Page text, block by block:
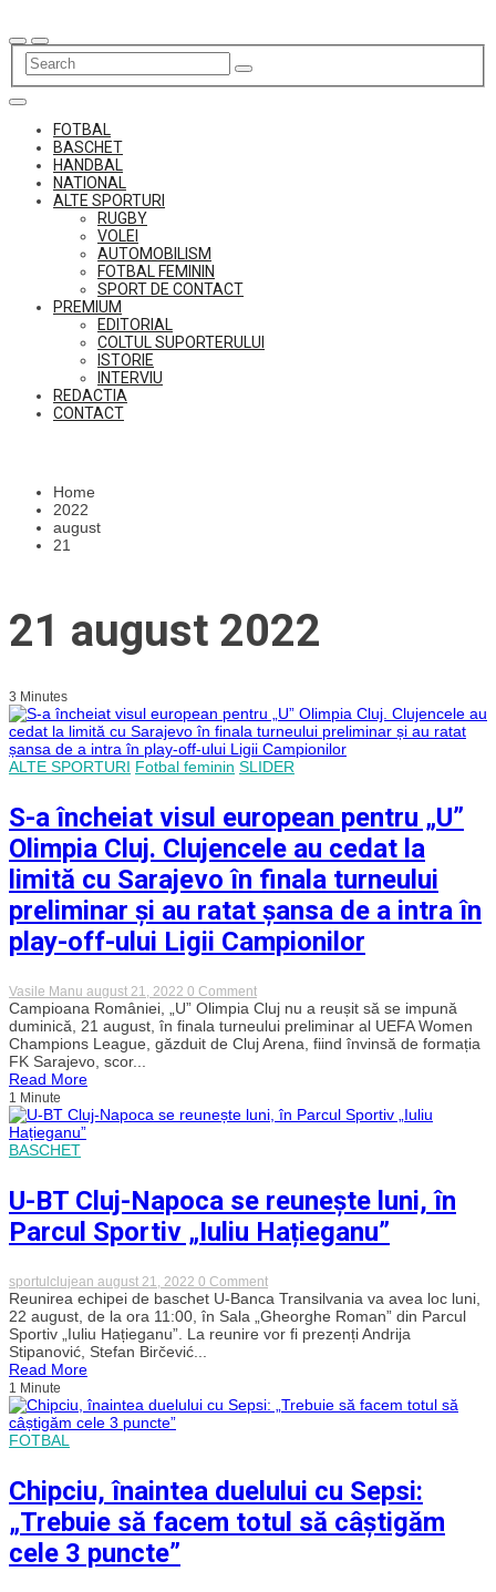
to
content
FOTBAL
BASCHET
HANDBAL
NATIONAL
ALTE SPORTURI
RUGBY
VOLEI
AUTOMOBILISM
FOTBAL FEMININ
SPORT DE CONTACT
PREMIUM
EDITORIAL
COLTUL SUPORTERULUI
ISTORIE
INTERVIU
REDACTIA
CONTACT
Home
2022
august
21
21 august 2022
3 Minutes
ALTE SPORTURI Fotbal feminin SLIDER
S-a încheiat visul european pentru „U”
Olimpia Cluj. Clujencele au cedat la
limită cu Sarajevo în finala turneului
preliminar și au ratat șansa de a intra în
play-off-ului Ligii Campionilor
Vasile Manu august 21, 2022 0 Commenton
S-
a
încheiat
visul
Olimpia
limită
cu
Sarajevo
turneului
preliminar
și
au
intra
Ligii
Campionilor
Campioana României, „U” Olimpia Cluj nu a reușit să se impună
duminică, 21 august, în finala turneului preliminar al UEFA Women
Champions League, găzduit de Cluj Arena, fiind învinsă de formația
FK Sarajevo, scor...
Read More
1 Minute
BASCHET
U-BT Cluj-Napoca se reunește luni, în
Parcul Sportiv „Iuliu Hațieganu”
sportulclujean august 21, 2022 0 Commenton
U-
BT
Cluj-
Napoca
în
Reunirea echipei de baschet U-Banca Transilvania va avea loc luni,
22 august, de la ora 11:00, în Sala „Gheorghe Roman” din Parcul
Sportiv „Iuliu Hațieganu”. La reunire vor fi prezenți Andrija
Stipanović, Stefan Birčević...
Read More
1 Minute
FOTBAL
Chipciu, înaintea duelului cu Sepsi:
„Trebuie să facem totul să câștigăm
cele 3 puncte”